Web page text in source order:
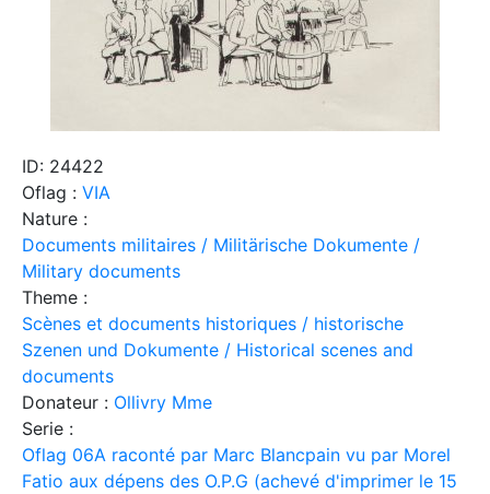
ID: 24422
Oflag : VIA
Nature :
Documents militaires / Militärische Dokumente /
Military documents
Theme :
Scènes et documents historiques / historische
Szenen und Dokumente / Historical scenes and
documents
Donateur : Ollivry Mme
Serie :
Oflag 06A raconté par Marc Blancpain vu par Morel
Fatio aux dépens des O.P.G (achevé d'imprimer le 15